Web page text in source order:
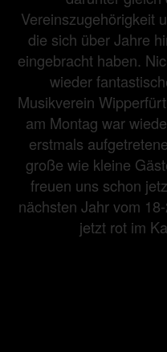
Vereinszugehörigkeit
die sich über Jahre
eingebracht haben.
wieder
Musikverein
am Montag war
erstmals
große wie kleine
freuen uns schon
nächsten Jahr vom
jetzt rot im